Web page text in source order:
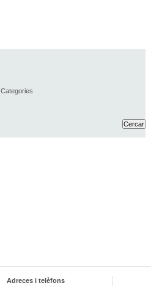
Categories
Adreces i telèfons